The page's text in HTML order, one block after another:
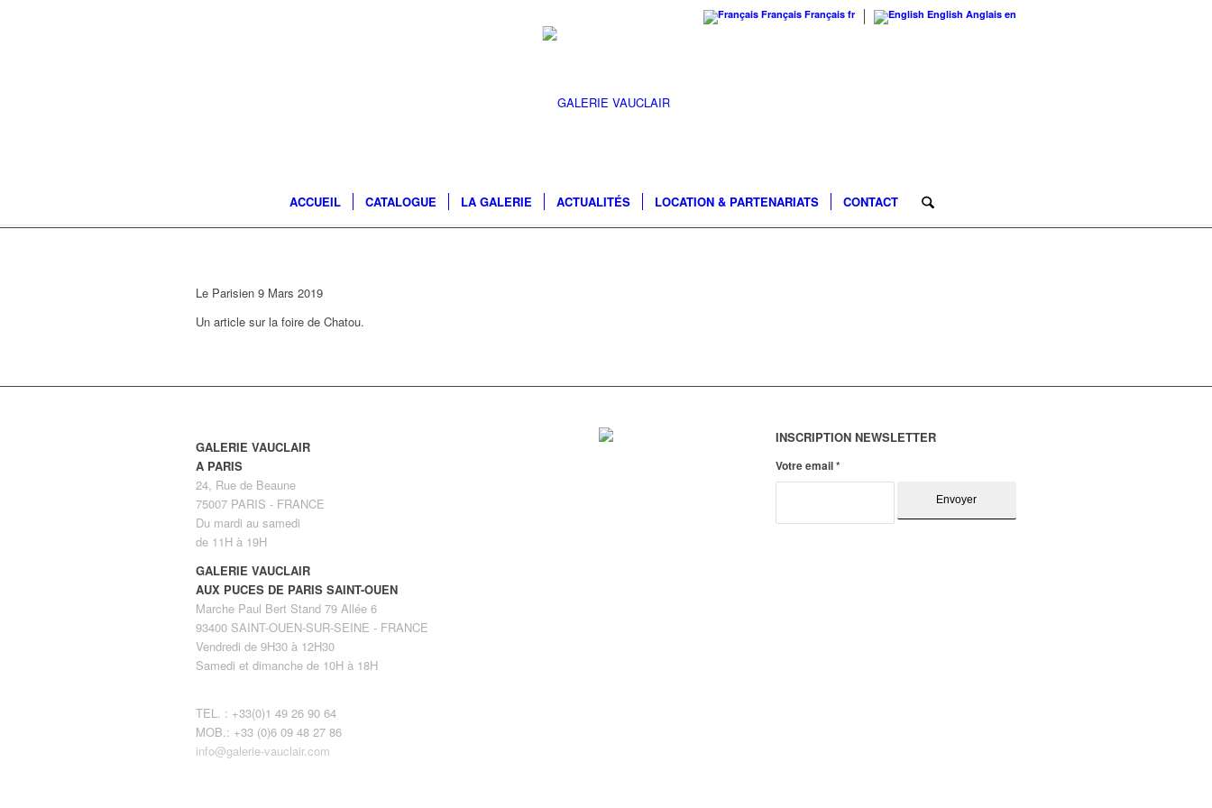
Français Français fr English Anglais en
ACCUEIL CATALOGUE LA GALERIE ACTUALITÉS LOCATION & PARTENARIATS CONTACT
Le Parisien 9 Mars 2019
Un article sur la foire de Chatou.
GALERIE VAUCLAIR
A PARIS
24, Rue de Beaune
75007 PARIS - FRANCE
Du mardi au samedi
de 11H à 19H
GALERIE VAUCLAIR
AUX PUCES DE PARIS SAINT-OUEN
Marche Paul Bert Stand 79 Allée 6
93400 SAINT-OUEN-SUR-SEINE - FRANCE
Vendredi de 9H30 à 12H30
Samedi et dimanche de 10H à 18H
TEL. : +33(0)1 49 26 90 64
MOB.: +33 (0)6 09 48 27 86
info@galerie-vauclair.com
INSCRIPTION NEWSLETTER
Votre email*